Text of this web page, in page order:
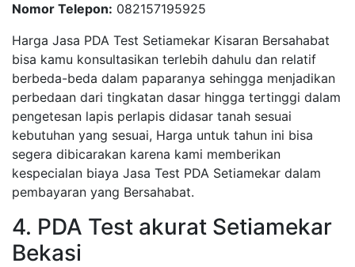
Nomor Telepon: 082157195925
Harga Jasa PDA Test Setiamekar Kisaran Bersahabat
bisa kamu konsultasikan terlebih dahulu dan relatif
berbeda-beda dalam paparanya sehingga menjadikan
perbedaan dari tingkatan dasar hingga tertinggi dalam
pengetesan lapis perlapis didasar tanah sesuai
kebutuhan yang sesuai, Harga untuk tahun ini bisa
segera dibicarakan karena kami memberikan
kespecialan biaya Jasa Test PDA Setiamekar dalam
pembayaran yang Bersahabat.
4. PDA Test akurat Setiamekar
Bekasi